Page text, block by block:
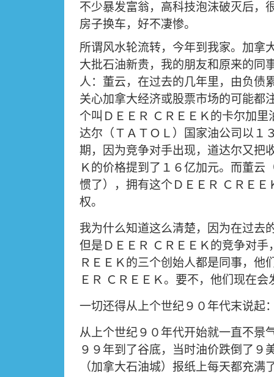
不少暴发富翁，高科技泡沫破灭后，
房子换车，好不凄惨。
所谓风水轮流转，今年到我家。加拿
大批石油新贵，我的朋友和原来的同
人：董云，在过去的几年里，由负债
关心加拿大经济或股票市场的可能
个叫ＤＥＥＲ ＣＲＥＥＫ的卡尔加
达尔（ＴＡＴＯＬ）国家油公司以１
期，因为竞争对手出现，道达尔又把
Ｋ的价格提到了１６亿加元。而董
惯了），拥有这个ＤＥＥＲ ＣＲＥＥ
权。
我为什么知道这么清楚，因为在过去
但是ＤＥＥＲ ＣＲＥＥＫ的竞争对手
ＲＥＥＫ的三个创始人都是同事，他
ＥＲ ＣＲＥＥＫ。要不，他们现在会
一切还得从上个世纪９０年代末说起
从上个世纪９０年代开始就一直不景
９９年到了谷底，当时油价跌倒了９
（加拿大石油城）报纸上每天都充满